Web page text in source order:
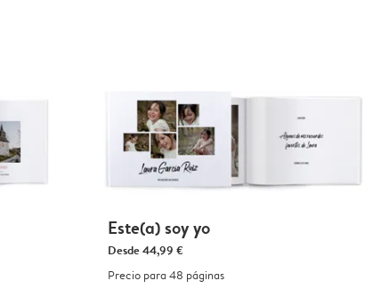
Este(a) soy yo
Desde44,99 €
Precio para 48 páginas